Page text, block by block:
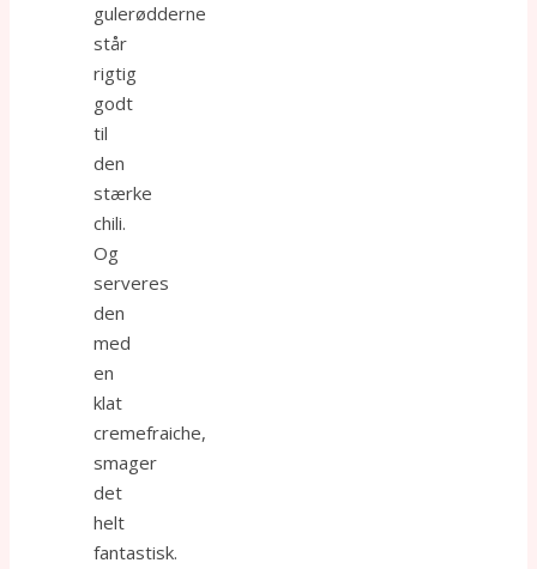
gulerødderne
står
rigtig
godt
til
den
stærke
chili.
Og
serveres
den
med
en
klat
cremefraiche,
smager
det
helt
fantastisk.